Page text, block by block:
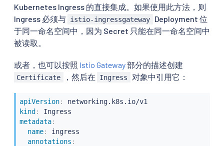
Kubernetes Ingress 的直接集成。如果使用此方法，则
Ingress 必须与 istio-ingressgateway
Deployment 位
于同一命名空间中，因为 Secret 只能在同一命名空间中
被读取。
或者，也可以按照 Istio Gateway部分的描述创建
Certificate ，然后在 Ingress 对象中引用它：
apiVersion:
kind:
metadata:
name:
ingress
annotations :